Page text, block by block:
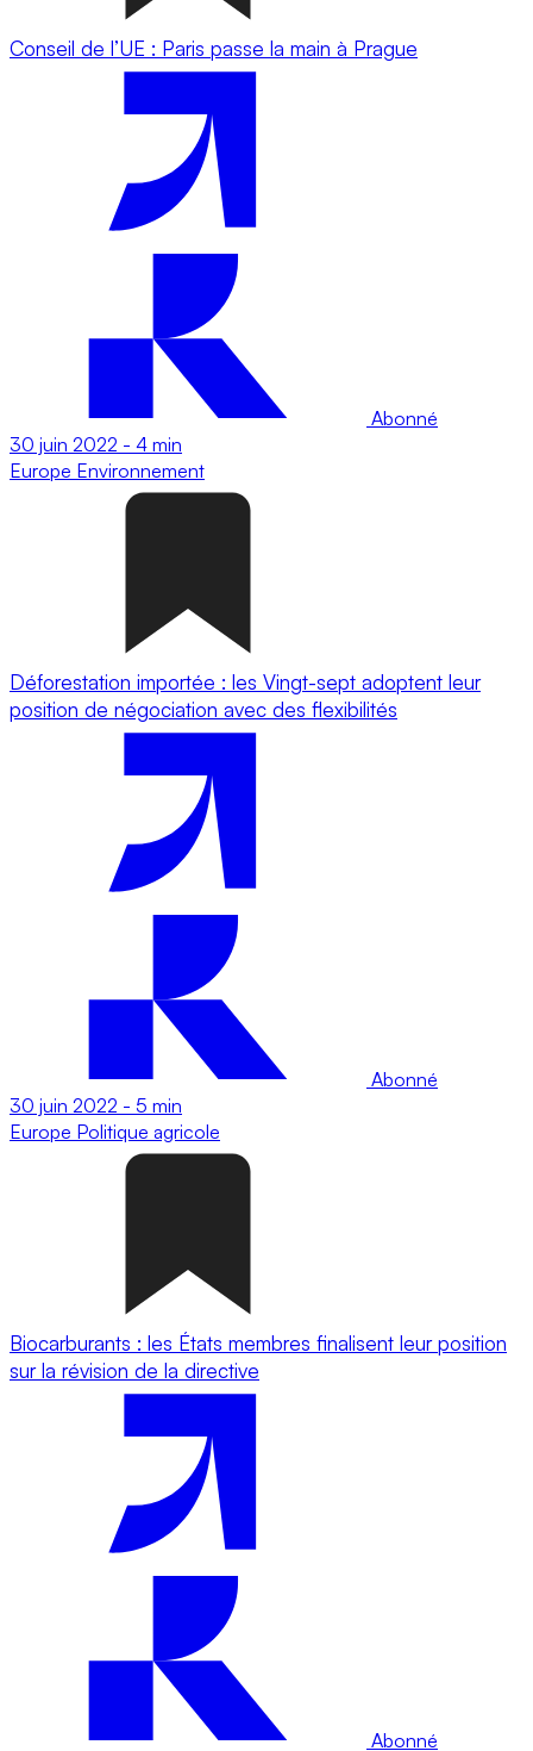
Conseil de l’UE : Paris passe la main à Prague
Abonné
30 juin 2022 - 4 min
Europe Environnement
Déforestation importée : les Vingt-sept adoptent leur
position de négociation avec des flexibilités
Abonné
30 juin 2022 - 5 min
Europe Politique agricole
Biocarburants : les États membres finalisent leur position
sur la révision de la directive
Abonné